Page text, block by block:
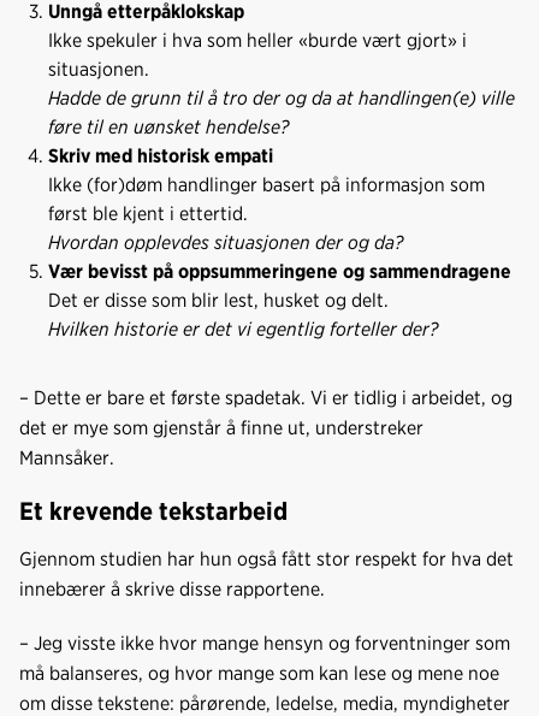
Unngå etterpåklokskap
Ikke spekuler i hva som heller «burde vært gjort» i
situasjonen.
Hadde de grunn til å tro der og da at handlingen(e) ville
føre til en uønsket hendelse?
Skriv med historisk empati
Ikke (for)døm handlinger basert på informasjon som
først ble kjent i ettertid.
Hvordan opplevdes situasjonen der og da?
Vær bevisst på oppsummeringene og sammendragene
Det er disse som blir lest, husket og delt.
Hvilken historie er det vi egentlig forteller der?
– Dette er bare et første spadetak. Vi er tidlig i arbeidet, og
det er mye som gjenstår å finne ut, understreker
Mannsåker.
Et krevende tekstarbeid
Gjennom studien har hun også fått stor respekt for hva det
innebærer å skrive disse rapportene.
– Jeg visste ikke hvor mange hensyn og forventninger som
må balanseres, og hvor mange som kan lese og mene noe
om disse tekstene: pårørende, ledelse, media, myndigheter